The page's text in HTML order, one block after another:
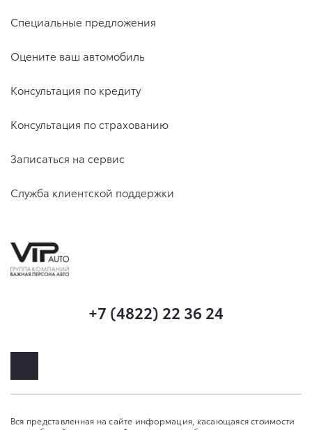
Специальные предложения
Оцените ваш автомобиль
Консультация по кредиту
Консультация по страхованию
Записаться на сервис
Служба клиентской поддержки
+7 (4822) 22 36 24
Вся представленная на сайте информация, касающаяся стоимости